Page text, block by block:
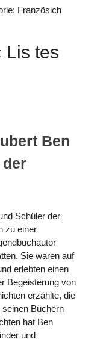
Französich
Lis tes
Ben
der
Schüler der
zu einer
Sie waren auf
erlebten einen
Begeisterung von
erzählte, die
Büchern
hat Ben
und